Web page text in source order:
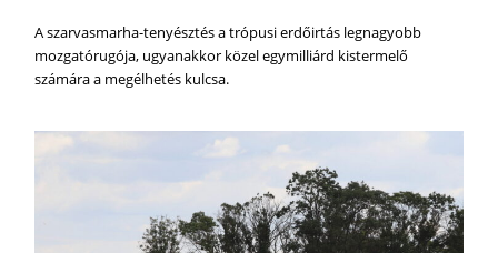
A szarvasmarha-tenyésztés a trópusi erdőirtás legnagyobb
mozgatórugója, ugyanakkor közel egymilliárd kistermelő
számára a megélhetés kulcsa.